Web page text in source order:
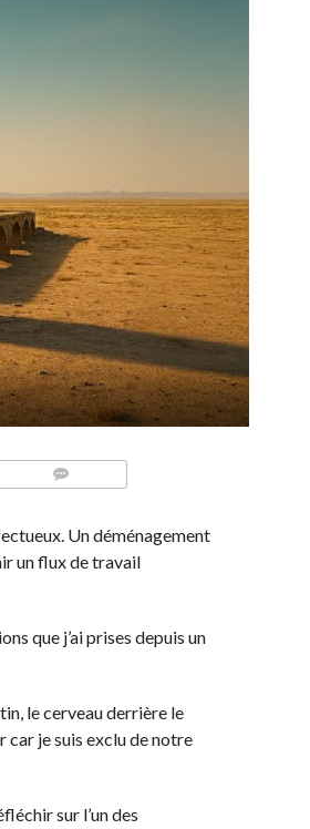
Un déménagement
un flux de travail
que j’ai prises depuis un
le cerveau derrière le
car je suis exclu de notre
sur l’un des